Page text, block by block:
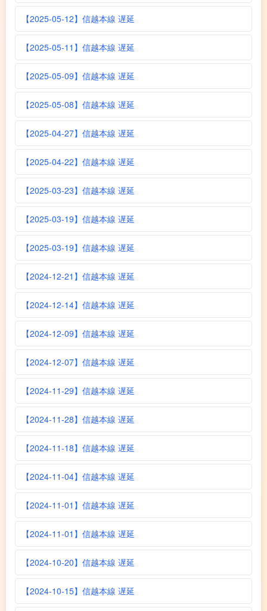
【2025-05-12】信越本線 遅延
【2025-05-11】信越本線 遅延
【2025-05-09】信越本線 遅延
【2025-05-08】信越本線 遅延
【2025-04-27】信越本線 遅延
【2025-04-22】信越本線 遅延
【2025-03-23】信越本線 遅延
【2025-03-19】信越本線 遅延
【2025-03-19】信越本線 遅延
【2024-12-21】信越本線 遅延
【2024-12-14】信越本線 遅延
【2024-12-09】信越本線 遅延
【2024-12-07】信越本線 遅延
【2024-11-29】信越本線 遅延
【2024-11-28】信越本線 遅延
【2024-11-18】信越本線 遅延
【2024-11-04】信越本線 遅延
【2024-11-01】信越本線 遅延
【2024-11-01】信越本線 遅延
【2024-10-20】信越本線 遅延
【2024-10-15】信越本線 遅延